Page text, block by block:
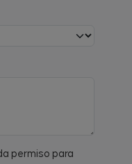
permiso para